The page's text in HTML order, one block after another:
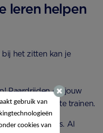
leren helpen
het zitten kan je
Paardrijden op jouw
zijn evenwicht te trainen.
nummers. Al
gebruik van
cookies van